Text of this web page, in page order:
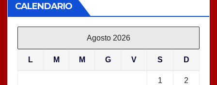
CALENDARIO
Agosto 2026
L M M G V S D
1 2